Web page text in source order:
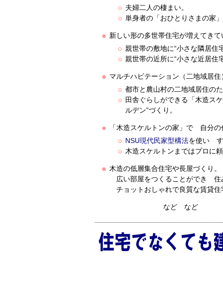
夫婦二人の棲まい。
単身者の「おひとりさまの家」
新しい形の多世帯住宅が増えてきて
親世帯の敷地に“小さな隣居住宅
親世帯の近所に“小さな近居住宅
マルチハビテーション（二地域居住
都市と農山村の二地域居住の
田舎ぐらしができる「木造ス
ルデン”づくり。
「木造スケルトンの家」で 自分の
NSU現代民家型構法を使い す
木造スケルトンまではプロに
木造の低層集合住宅や長屋づくり。
広い部屋をつくることができ 住
チョットおしゃれで良質な賃貸住
など など